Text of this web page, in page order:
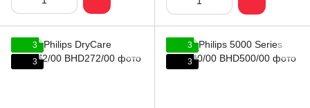
3
3
3
3